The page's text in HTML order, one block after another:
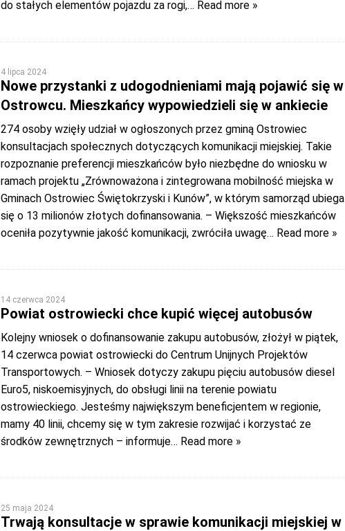
do stałych elementów pojazdu za rogi,… Read more »
4 lipca 2024
Nowe przystanki z udogodnieniami mają pojawić się w
Ostrowcu. Mieszkańcy wypowiedzieli się w ankiecie
274 osoby wzięły udział w ogłoszonych przez gminą Ostrowiec
konsultacjach społecznych dotyczących komunikacji miejskiej. Takie
rozpoznanie preferencji mieszkańców było niezbędne do wniosku w
ramach projektu „Zrównoważona i zintegrowana mobilność miejska w
Gminach Ostrowiec Świętokrzyski i Kunów”, w którym samorząd ubiega
się o 13 milionów złotych dofinansowania. – Większość mieszkańców
oceniła pozytywnie jakość komunikacji, zwróciła uwagę… Read more »
14 czerwca 2024
Powiat ostrowiecki chce kupić więcej autobusów
Kolejny wniosek o dofinansowanie zakupu autobusów, złożył w piątek,
14 czerwca powiat ostrowiecki do Centrum Unijnych Projektów
Transportowych. – Wniosek dotyczy zakupu pięciu autobusów diesel
Euro5, niskoemisyjnych, do obsługi linii na terenie powiatu
ostrowieckiego. Jesteśmy największym beneficjentem w regionie,
mamy 40 linii, chcemy się w tym zakresie rozwijać i korzystać ze
środków zewnętrznych – informuje… Read more »
25 maja 2024
Trwają konsultacje w sprawie komunikacji miejskiej w